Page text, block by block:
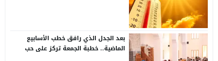
بعد الجدل الذي رافق خطب الأسابيع
الماضية.. خطبة الجمعة تركز على حب